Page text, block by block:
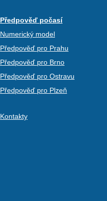
Předpověď počasí
Numerický model
Předpověď pro Prahu
Předpověď pro Brno
Předpověď pro Ostravu
Předpověď pro Plzeň
Kontakty